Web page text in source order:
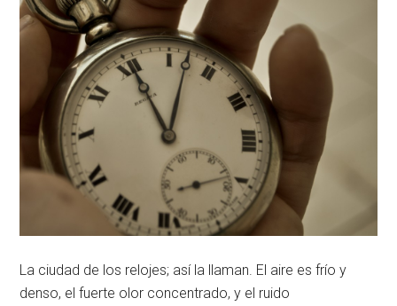
La ciudad de los relojes; así la llaman. El aire es frío y
denso, el fuerte olor concentrado, y el ruido